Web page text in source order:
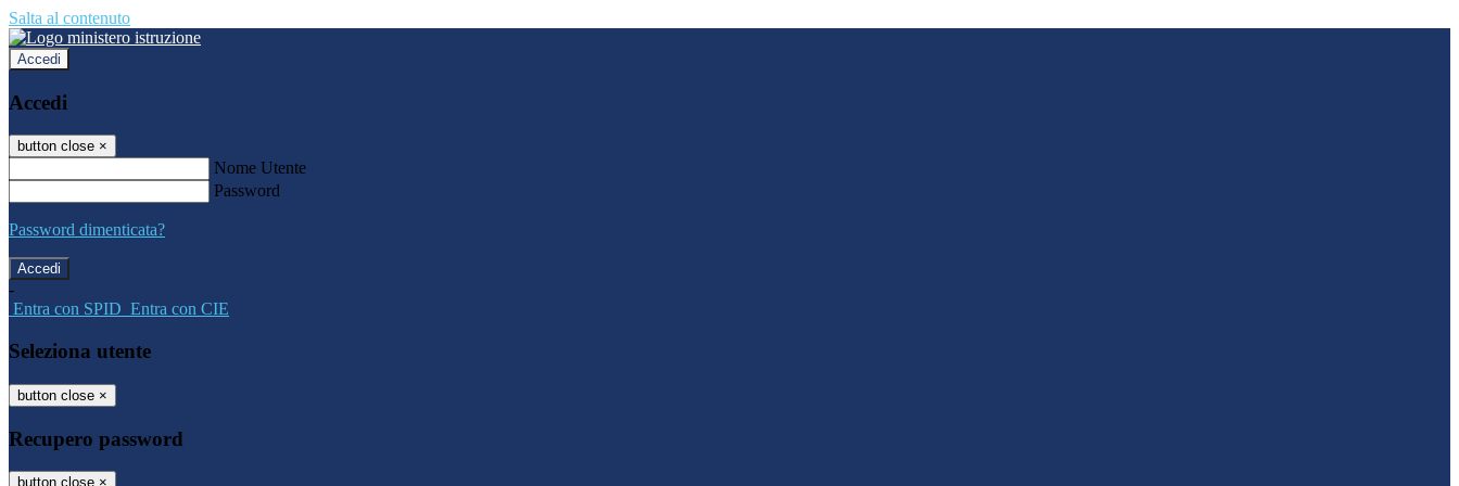
Salta al contenuto
Accedi
Accedi
button close ×
Nome Utente
Password
Password dimenticata?
-
Entra con SPID Entra con CIE
Seleziona utente
button close ×
Recupero password
button close ×